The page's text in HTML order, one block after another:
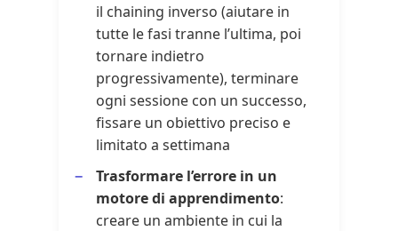
il chaining inverso (aiutare in
tutte le fasi tranne l’ultima, poi
tornare indietro
progressivamente), terminare
ogni sessione con un successo,
fissare un obiettivo preciso e
limitato a settimana
Trasformare l’errore in un
motore di apprendimento:
creare un ambiente in cui la